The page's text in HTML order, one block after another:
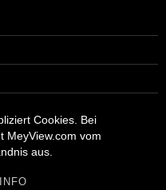
Cookies. Bei
MeyView.com vom
aus.
INFO